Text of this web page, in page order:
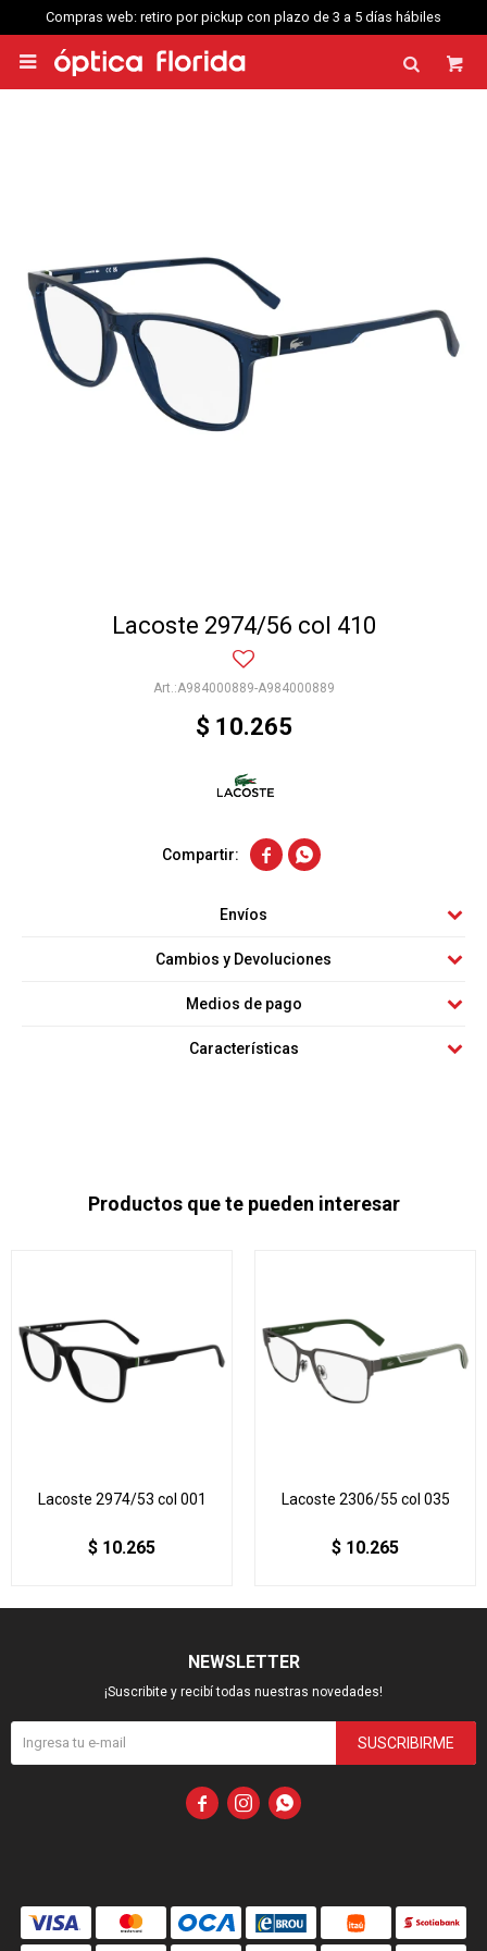
Compras web: retiro por pickup con plazo de 3 a 5 días hábiles

Lacoste 2974/56 col 410
A984000889-A984000889
$ 10.265
 
Envíos
Cambios y Devoluciones
Medios de pago
Características
Productos que te pueden interesar
Lacoste 2974/53 col 001
$ 10.265
Lacoste 2306/55 col 035
$ 10.265
NEWSLETTER
¡Suscribite y recibí todas nuestras novedades!
SUSCRIBIRME
  